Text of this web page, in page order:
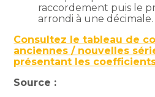
raccordement puis le
arrondi à une décimale.
Consultez le tableau de
anciennes / nouvelles
présentant les
Source :